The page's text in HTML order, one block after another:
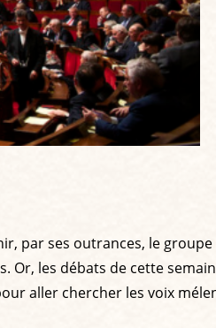
par ses outrances, le
les débats de cette
aller chercher les voix